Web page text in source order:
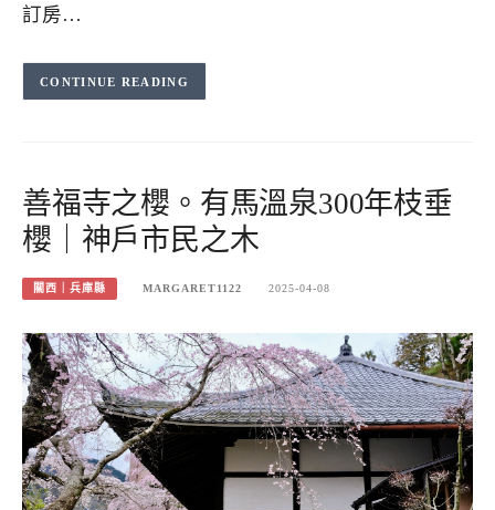
訂房…
CONTINUE READING
善福寺之櫻。有馬溫泉300年枝垂
櫻｜神戶市民之木
關西｜兵庫縣 MARGARET1122 2025-04-08